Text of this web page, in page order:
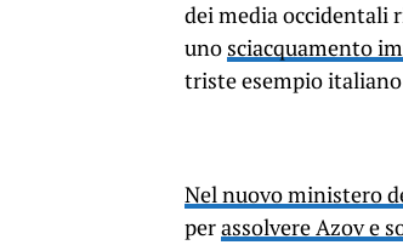
dei media occidentali
uno sciacquamento
triste esempio italiano
Nel nuovo ministero
perassolvere Azov e